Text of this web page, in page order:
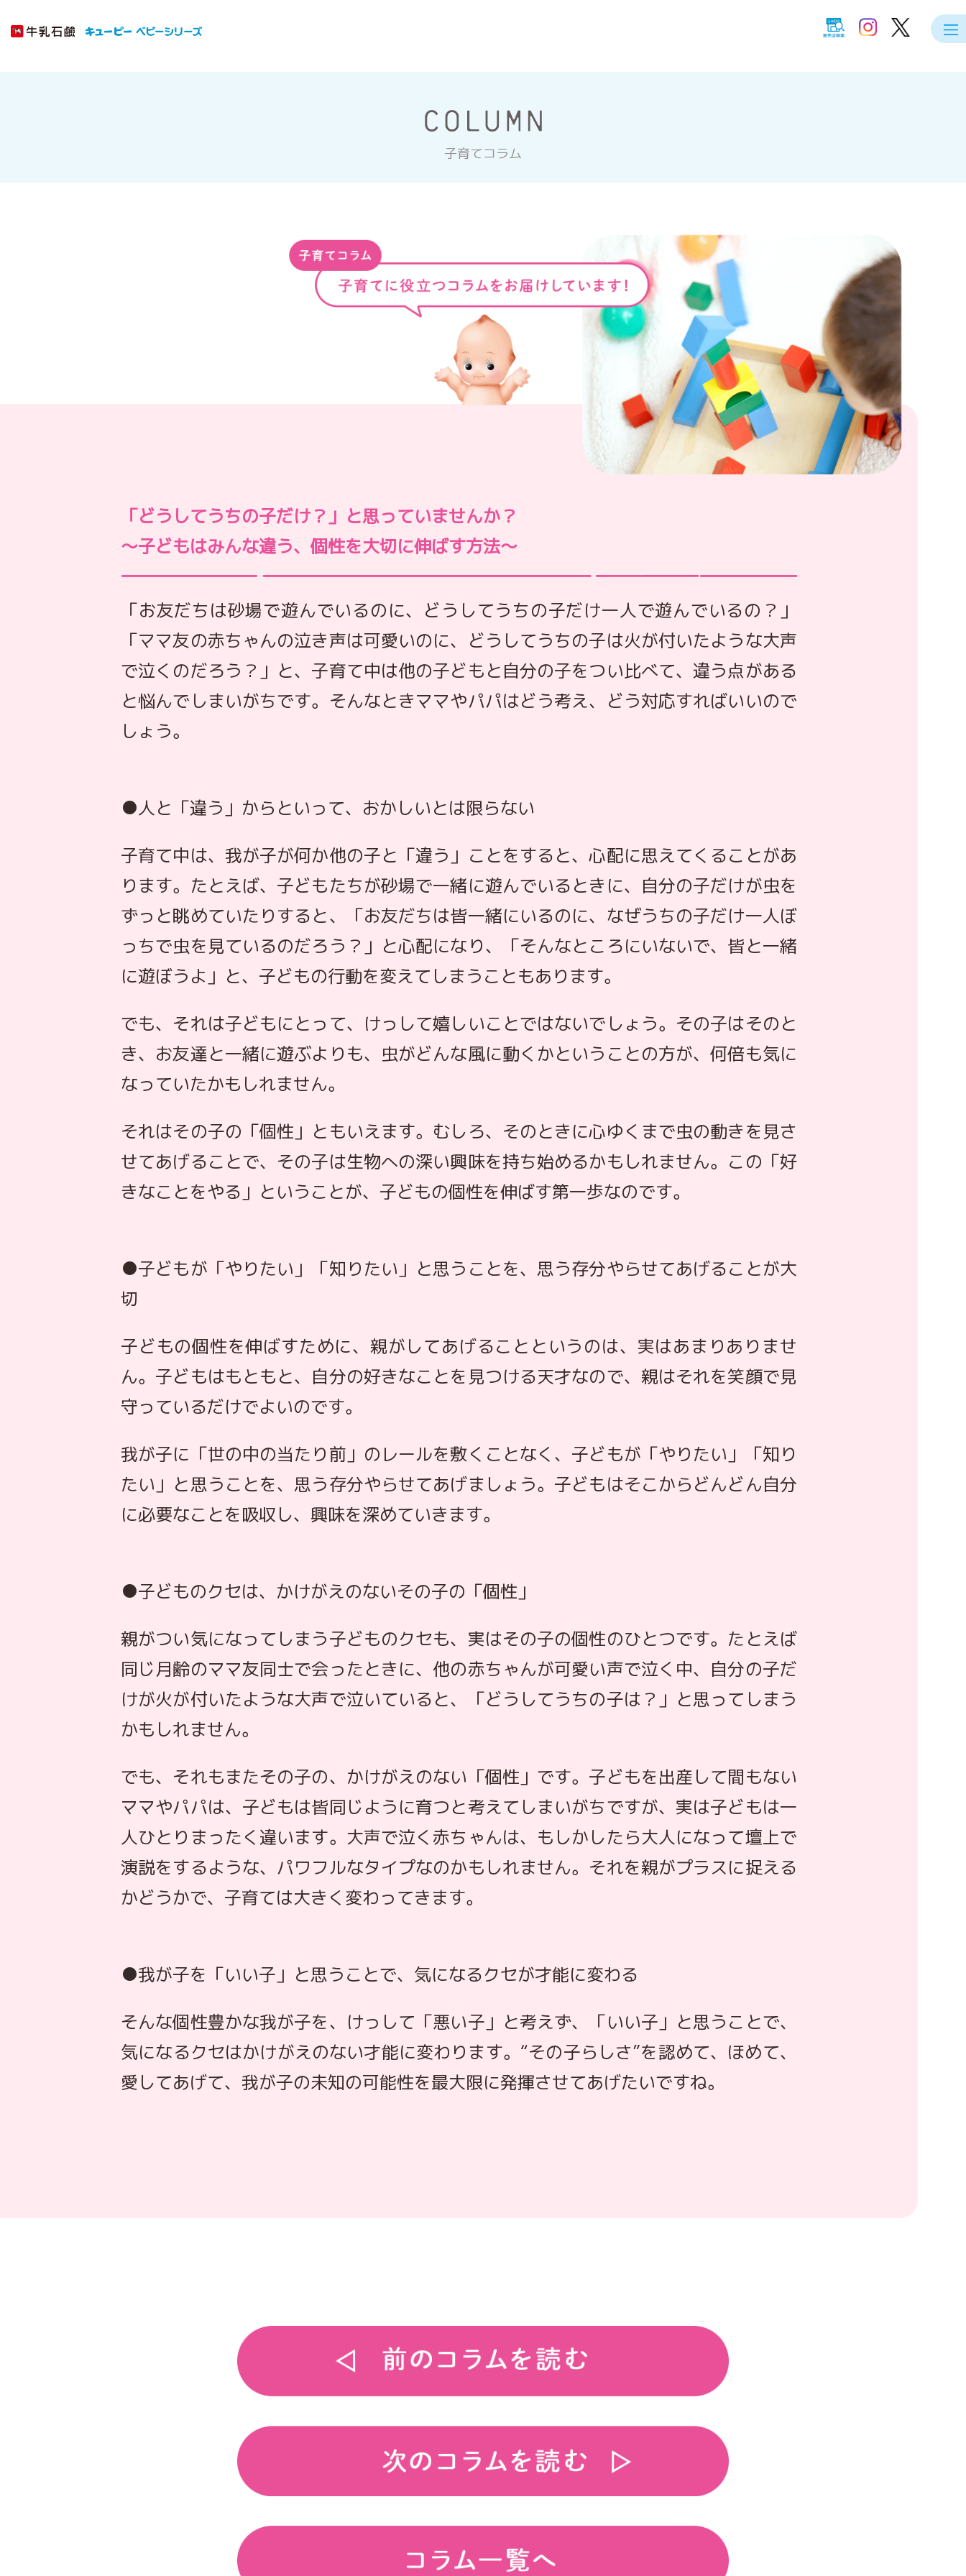
子育てコラム
「どうしてうちの子だけ？」と思っていませんか？
～子どもはみんな違う、個性を大切に伸ばす方法～
「お友だちは砂場で遊んでいるのに、どうしてうちの子だけ一人で遊んでいるの？」
「ママ友の赤ちゃんの泣き声は可愛いのに、どうしてうちの子は火が付いたような大声
で泣くのだろう？」と、子育て中は他の子どもと自分の子をつい比べて、違う点がある
と悩んでしまいがちです。そんなときママやパパはどう考え、どう対応すればいいので
しょう。
●人と「違う」からといって、おかしいとは限らない
子育て中は、我が子が何か他の子と「違う」ことをすると、心配に思えてくることがあ
ります。たとえば、子どもたちが砂場で一緒に遊んでいるときに、自分の子だけが虫を
ずっと眺めていたりすると、「お友だちは皆一緒にいるのに、なぜうちの子だけ一人ぼ
っちで虫を見ているのだろう？」と心配になり、「そんなところにいないで、皆と一緒
に遊ぼうよ」と、子どもの行動を変えてしまうこともあります。
でも、それは子どもにとって、けっして嬉しいことではないでしょう。その子はそのと
き、お友達と一緒に遊ぶよりも、虫がどんな風に動くかということの方が、何倍も気に
なっていたかもしれません。
それはその子の「個性」ともいえます。むしろ、そのときに心ゆくまで虫の動きを見さ
せてあげることで、その子は生物への深い興味を持ち始めるかもしれません。この「好
きなことをやる」ということが、子どもの個性を伸ばす第一歩なのです。
●子どもが「やりたい」「知りたい」と思うことを、思う存分やらせてあげることが大
切
子どもの個性を伸ばすために、親がしてあげることというのは、実はあまりありませ
ん。子どもはもともと、自分の好きなことを見つける天才なので、親はそれを笑顔で見
守っているだけでよいのです。
我が子に「世の中の当たり前」のレールを敷くことなく、子どもが「やりたい」「知り
たい」と思うことを、思う存分やらせてあげましょう。子どもはそこからどんどん自分
に必要なことを吸収し、興味を深めていきます。
●子どものクセは、かけがえのないその子の「個性」
親がつい気になってしまう子どものクセも、実はその子の個性のひとつです。たとえば
同じ月齢のママ友同士で会ったときに、他の赤ちゃんが可愛い声で泣く中、自分の子だ
けが火が付いたような大声で泣いていると、「どうしてうちの子は？」と思ってしまう
かもしれません。
でも、それもまたその子の、かけがえのない「個性」です。子どもを出産して間もない
ママやパパは、子どもは皆同じように育つと考えてしまいがちですが、実は子どもは一
人ひとりまったく違います。大声で泣く赤ちゃんは、もしかしたら大人になって壇上で
演説をするような、パワフルなタイプなのかもしれません。それを親がプラスに捉える
かどうかで、子育ては大きく変わってきます。
●我が子を「いい子」と思うことで、気になるクセが才能に変わる
そんな個性豊かな我が子を、けっして「悪い子」と考えず、「いい子」と思うことで、
気になるクセはかけがえのない才能に変わります。“その子らしさ”を認めて、ほめて、
愛してあげて、我が子の未知の可能性を最大限に発揮させてあげたいですね。